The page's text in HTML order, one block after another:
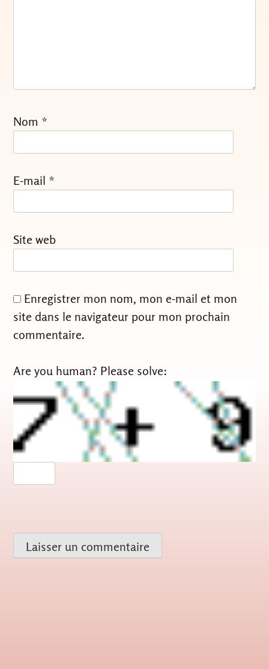
Nom *
E-mail *
Site web
Enregistrer mon nom, mon e-mail et mon
site dans le navigateur pour mon prochain
commentaire.
Are you human? Please solve: